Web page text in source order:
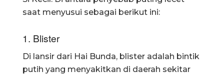
saat menyusui sebagai berikut ini:
1. Blister
Di lansir dari Hai Bunda, blister adalah bintik
putih yang menyakitkan di daerah sekitar